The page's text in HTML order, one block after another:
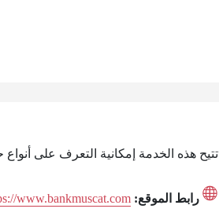
تتيح هذه الخدمة إمكانية التعرف على
رابط الموقع: www.bankmuscat.com